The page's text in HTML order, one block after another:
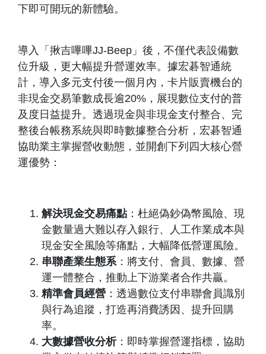
下即可開玩的新體驗。
導入「揪吉嗶嗶JJ-Beep」後，不僅代表設備數
位升級，更大幅提升營運效率。據宏碁智通統
計，導入多元支付後一個月內，卡片販賣機台的
非現金交易筆數成長逾20%，展現數位支付的普
及度日益提升。透過現金與非現金支付整合、完
整後台帳務系統與即時數據整合分析，宏碁智通
協助業主掌握營收動態，並開創下列四大核心營
運優勢：
解決現金交易痛點：杜絕偽鈔偽幣風險、現
金數量過大難以存入銀行、人工作業成本與
現金安全風險等痛點，大幅降低營運風險。
串聯產業生態系：將支付、會員、數據、營
運一體整合，推動上下游業者合作共贏。
精準會員經營 ：透過數位支付串聯會員識別
與行為追蹤，打造再消費誘因、提升回購
率。
大數據營收分析：即時掌握營運指標，協助